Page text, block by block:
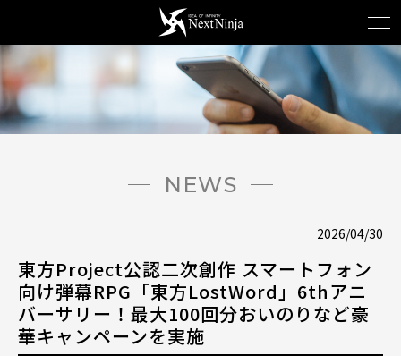
NEWS
2026/04/30
東方Project公認二次創作 スマートフォン
向け弾幕RPG「東方LostWord」6thアニ
バーサリー！最大100回分おいのりなど豪
華キャンペーンを実施